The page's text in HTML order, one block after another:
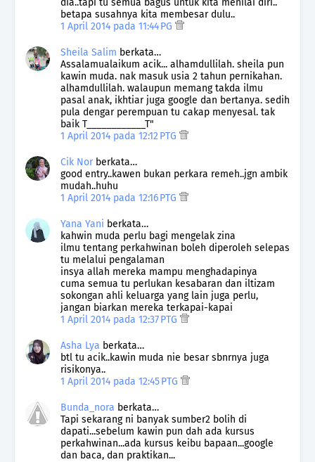
betapa susahnya kita membesar dulu..
1 April 2014 pada 11:44 PG
Sheila Salim berkata…
Assalamualaikum acik... alhamdullilah. sheila pun
kawin muda. nak masuk usia 2 tahun pernikahan.
alhamdullilah. walaupun memang takda ilmu
pasal anak, ikhtiar juga google dan bertanya. sedih
pula dengar perempuan tu cakap menyesal. tak
baik T____________T"
1 April 2014 pada 12:12 PTG
Cik Norberkata…
good entry..kawen bukan perkara remeh..jgn ambik
mudah..huhu
1 April 2014 pada 12:16 PTG
Yana Yani berkata…
kahwin muda perlu bagi mengelak zina
ilmu tentang perkahwinan boleh diperoleh selepas
tu melalui pengalaman
insya allah mereka mampu menghadapinya
cuma semua tu perlukan kesabaran dan iltizam
sokongan ahli keluarga yang lain juga perlu,
jangan biarkan mereka terkapai-kapai
1 April 2014 pada 12:37 PTG
Asha Lya berkata…
btl tu acik..kawin muda nie besar sbnrnya juga
risikonya..
1 April 2014 pada 12:45 PTG
Bunda_nora berkata…
Tapi sekarang ni banyak sumber2 bolih di
dapati...sebelum kawin pun dah ada kursus
perkahwinan...ada kursus keibu bapaan...google
dan baca, dan praktikan...